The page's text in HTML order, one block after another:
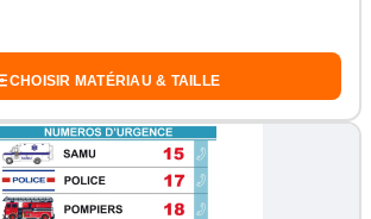
CHOISIR MATÉRIAU & TAILLE